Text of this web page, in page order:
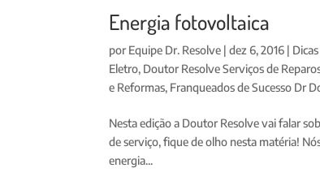
Energia fotovoltaica
por Equipe Dr. Resolve |dez 6, 2016 |
Eletro, Doutor Resolve Serviços de
e Reformas, Franqueados de Sucesso Dr
Nesta edição a Doutor Resolve vai falar
de serviço, fique de olho nesta matéria!
energia...